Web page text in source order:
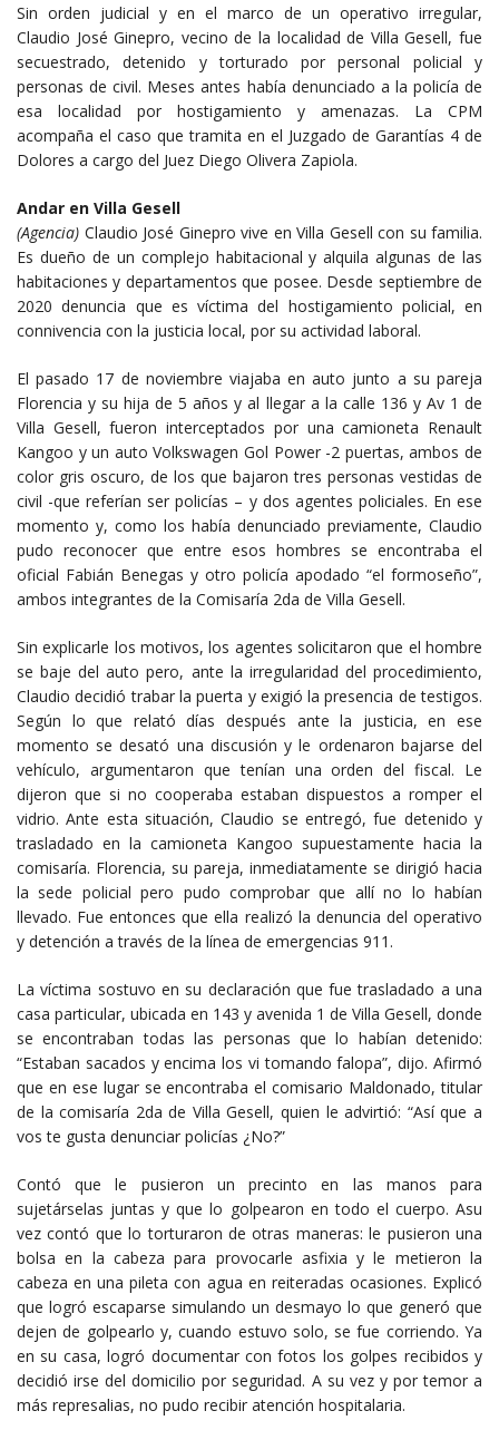
Sin orden judicial y en el marco de un operativo irregular,
Claudio José Ginepro, vecino de la localidad de Villa Gesell, fue
secuestrado, detenido y torturado por personal policial y
personas de civil. Meses antes había denunciado a la policía de
esa localidad por hostigamiento y amenazas. La CPM
acompaña el caso que tramita en el Juzgado de Garantías 4 de
Dolores a cargo del Juez Diego Olivera Zapiola.
Andar en Villa Gesell
(Agencia) Claudio José Ginepro vive en Villa Gesell con su familia.
Es dueño de un complejo habitacional y alquila algunas de las
habitaciones y departamentos que posee. Desde septiembre de
2020 denuncia que es víctima del hostigamiento policial, en
connivencia con la justicia local, por su actividad laboral.
El pasado 17 de noviembre viajaba en auto junto a su pareja
Florencia y su hija de 5 años y al llegar a la calle 136 y Av 1 de
Villa Gesell, fueron interceptados por una camioneta Renault
Kangoo y un auto Volkswagen Gol Power -2 puertas, ambos de
color gris oscuro, de los que bajaron tres personas vestidas de
civil -que referían ser policías – y dos agentes policiales. En ese
momento y, como los había denunciado previamente, Claudio
pudo reconocer que entre esos hombres se encontraba el
oficial Fabián Benegas y otro policía apodado “el formoseño”,
ambos integrantes de la Comisaría 2da de Villa Gesell.
Sin explicarle los motivos, los agentes solicitaron que el hombre
se baje del auto pero, ante la irregularidad del procedimiento,
Claudio decidió trabar la puerta y exigió la presencia de testigos.
Según lo que relató días después ante la justicia, en ese
momento se desató una discusión y le ordenaron bajarse del
vehículo, argumentaron que tenían una orden del fiscal. Le
dijeron que si no cooperaba estaban dispuestos a romper el
vidrio. Ante esta situación, Claudio se entregó, fue detenido y
trasladado en la camioneta Kangoo supuestamente hacia la
comisaría. Florencia, su pareja, inmediatamente se dirigió hacia
la sede policial pero pudo comprobar que allí no lo habían
llevado. Fue entonces que ella realizó la denuncia del operativo
y detención a través de la línea de emergencias 911.
La víctima sostuvo en su declaración que fue trasladado a una
casa particular, ubicada en 143 y avenida 1 de Villa Gesell, donde
se encontraban todas las personas que lo habían detenido:
“Estaban sacados y encima los vi tomando falopa”, dijo. Afirmó
que en ese lugar se encontraba el comisario Maldonado, titular
de la comisaría 2da de Villa Gesell, quien le advirtió: “Así que a
vos te gusta denunciar policías ¿No?”
Contó que le pusieron un precinto en las manos para
sujetárselas juntas y que lo golpearon en todo el cuerpo. Asu
vez contó que lo torturaron de otras maneras: le pusieron una
bolsa en la cabeza para provocarle asfixia y le metieron la
cabeza en una pileta con agua en reiteradas ocasiones. Explicó
que logró escaparse simulando un desmayo lo que generó que
dejen de golpearlo y, cuando estuvo solo, se fue corriendo. Ya
en su casa, logró documentar con fotos los golpes recibidos y
decidió irse del domicilio por seguridad. A su vez y por temor a
más represalias, no pudo recibir atención hospitalaria.